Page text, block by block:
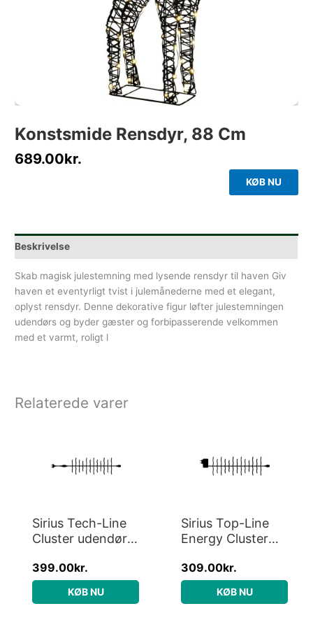
Konstsmide Rensdyr, 88 Cm
689.00kr.
KØB NU
Beskrivelse
Skab magisk julestemning med lysende rensdyr til haven Giv
haven et eventyrligt tvist i julemånederne med et elegant,
oplyst rensdyr. Denne dekorative figur løfter julestemningen
udendørs og byder gæster og forbipasserende velkommen
med et varmt, roligt l
Relaterede varer
Sirius Tech-Line
Cluster udendørs
varm hvide lys, 3
meter, startsæt
399.00kr.
KØB NU
Sirius Top-Line
Energy Cluster
lyskæde, 200
varm hvide lys, 3
meter, startsæt
309.00kr.
KØB NU